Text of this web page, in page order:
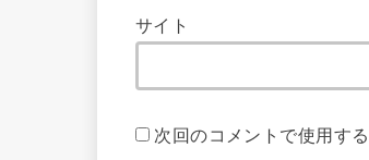
サイト
次回のコメントで使用す